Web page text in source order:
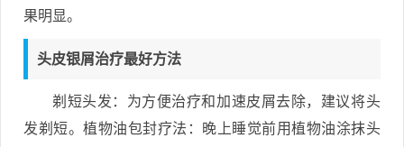
果明显。
头皮银屑治疗最好方法
剃短头发：为方便治疗和加速皮屑去除，建议将头
发剃短。植物油包封疗法：晚上睡觉前用植物油涂抹头